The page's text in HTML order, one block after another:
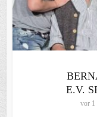
E.V.
vor 1